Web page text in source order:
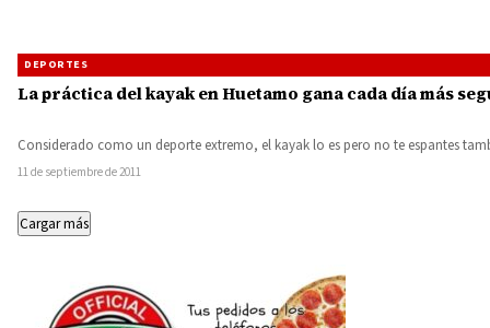
DEPORTES
La práctica del kayak en Huetamo gana cada día más
Considerado como un deporte extremo, el kayak lo es pero no te espantes
11 de septiembre de 2011
Cargar más